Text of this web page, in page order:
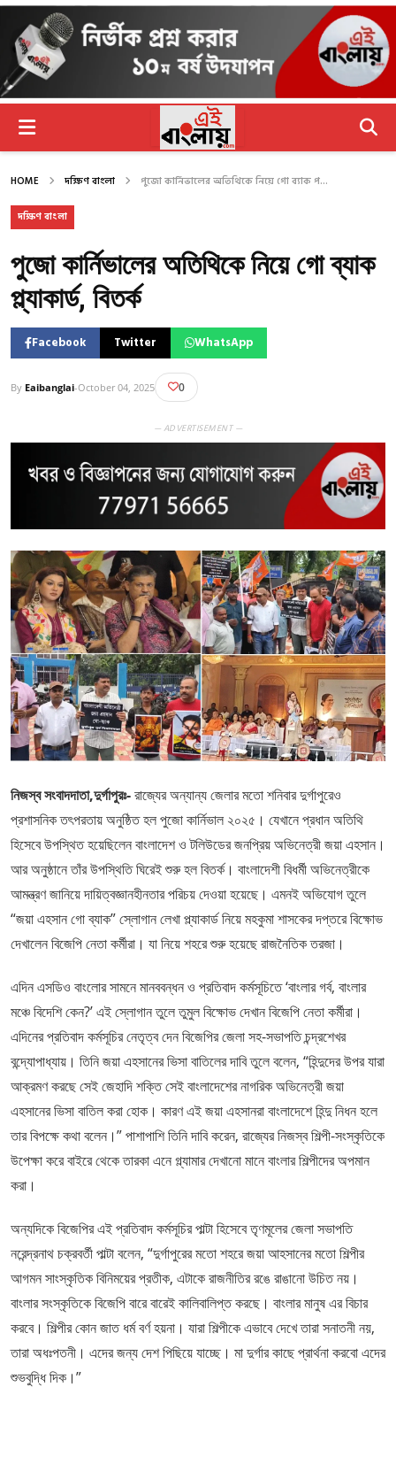
HOME দক্ষিণ বাংলা পুজো কার্নিভালের অতিথিকে নিয়ে গো ব্যাক প...
দক্ষিণ বাংলা
পুজো কার্নিভালের অতিথিকে নিয়ে গো ব্যাক
প্ল্যাকার্ড, বিতর্ক
Facebook Twitter WhatsApp
By Eaibanglai-October 04, 2025 0
— ADVERTISEMENT —
নিজস্ব সংবাদদাতা,দুর্গাপুরঃ-রাজ্যের অন্যান্য জেলার মতো শনিবার দুর্গাপুরেও
প্রশাসনিক তৎপরতায় অনুষ্ঠিত হল পুজো কার্নিভাল ২০২৫। যেখানে প্রধান অতিথি
হিসেবে উপস্থিত হয়েছিলেন বাংলাদেশ ও টলিউডের জনপ্রিয় অভিনেত্রী জয়া এহসান।
আর অনুষ্ঠানে তাঁর উপস্থিতি ঘিরেই শুরু হল বিতর্ক। বাংলাদেশী বিধর্মী অভিনেত্রীকে
আমন্ত্রণ জানিয়ে দায়িত্বজ্ঞানহীনতার পরিচয় দেওয়া হয়েছে। এমনই অভিযোগ তুলে
“জয়া এহসান গো ব্যাক” স্লোগান লেখা প্ল্যাকার্ড নিয়ে মহকুমা শাসকের দপ্তরে বিক্ষোভ
দেখালেন বিজেপি নেতা কর্মীরা। যা নিয়ে শহরে শুরু হয়েছে রাজনৈতিক তরজা।
এদিন এসডিও বাংলোর সামনে মানববন্ধন ও প্রতিবাদ কর্মসূচিতে ‘বাংলার গর্ব, বাংলার
মঞ্চে বিদেশি কেন?’ এই স্লোগান তুলে তুমুল বিক্ষোভ দেখান বিজেপি নেতা কর্মীরা।
এদিনের প্রতিবাদ কর্মসূচির নেতৃত্ব দেন বিজেপির জেলা সহ-সভাপতি চন্দ্রশেখর
বন্দ্যোপাধ্যায়। তিনি জয়া এহসানের ভিসা বাতিলের দাবি তুলে বলেন, “হিন্দুদের উপর যারা
আক্রমণ করছে সেই জেহাদি শক্তি সেই বাংলাদেশের নাগরিক অভিনেত্রী জয়া
এহসানের ভিসা বাতিল করা হোক। কারণ এই জয়া এহসানরা বাংলাদেশে হিন্দু নিধন হলে
তার বিপক্ষে কথা বলেন।” পাশাপাশি তিনি দাবি করেন, রাজ্যের নিজস্ব শিল্পী-সংস্কৃতিকে
উপেক্ষা করে বাইরে থেকে তারকা এনে গ্ল্যামার দেখানো মানে বাংলার শিল্পীদের অপমান
করা।
অন্যদিকে বিজেপির এই প্রতিবাদ কর্মসূচির পাল্টা হিসেবে তৃণমূলের জেলা সভাপতি
নরেন্দ্রনাথ চক্রবর্তী পাল্টা বলেন, “দুর্গাপুরের মতো শহরে জয়া আহসানের মতো শিল্পীর
আগমন সাংস্কৃতিক বিনিময়ের প্রতীক, এটাকে রাজনীতির রঙে রাঙানো উচিত নয়।
বাংলার সংস্কৃতিকে বিজেপি বারে বারেই কালিবালিপ্ত করছে। বাংলার মানুষ এর বিচার
করবে। শিল্পীর কোন জাত ধর্ম বর্ণ হয়না। যারা শিল্পীকে এভাবে দেখে তারা সনাতনী নয়,
তারা অধঃপতনী। এদের জন্য দেশ পিছিয়ে যাচ্ছে। মা দুর্গার কাছে প্রার্থনা করবো এদের
শুভবুদ্ধি দিক।”